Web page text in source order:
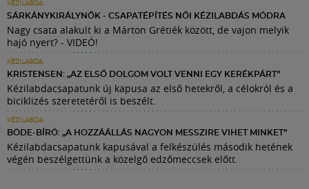
KÉZILABDA
SÁRKÁNYKIRÁLYNŐK - CSAPATÉPÍTÉS NŐI KÉZILABDÁS MÓDRA
Nagy csata alakult ki a Márton Grétiék között, de vajon melyik
hajó nyert? - VIDEÓ!
KÉZILABDA
KRISTENSEN: „AZ ELSŐ DOLGOM VOLT VENNI EGY KERÉKPÁRT”
Kézilabdacsapatunk új kapusa az első hetekről, a célokról és a
biciklizés szeretetéről is beszélt.
KÉZILABDA
BÖDE-BÍRÓ: „A HOZZÁÁLLÁS NAGYON MESSZIRE VIHET MINKET”
Kézilabdacsapatunk kapusával a felkészülés második hetének
végén beszélgettünk a közelgő edzőmeccsek előtt.